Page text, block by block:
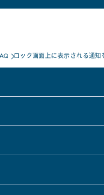
ロック画面上に表示される通